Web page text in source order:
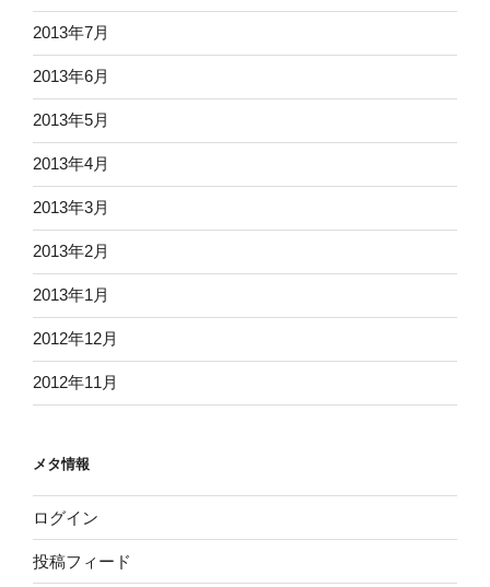
2013年7月
2013年6月
2013年5月
2013年4月
2013年3月
2013年2月
2013年1月
2012年12月
2012年11月
メタ情報
ログイン
投稿フィード